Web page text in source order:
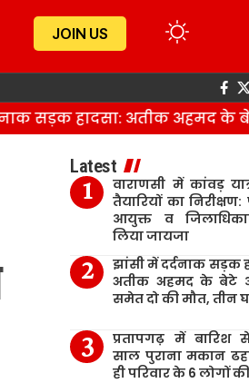
JOIN US
सड़क हादसा: अतीक अहमद के बेटे
Latest
वाराणसी में कांवड़
तैयारियों का
आयुक्त व
लिया जायजा
झांसी में दर्दनाक सड़क
अतीक अहमद के बेटे
समेत दो की मौत, तीन
प्रतापगढ़ में बारिश
साल पुराना मकान
ही परिवार के 6 लोगों